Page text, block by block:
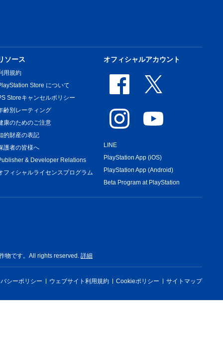
ソース
用規約
Store について
Storeキャンセルポリシー
齢別レーティング
康のためのご注意
的財産の表記
護者の皆様へ
& Developer Relations
フィシャルライセンスプログラム
オフィシャルアカウント
LINE
PlayStation App (iOS)
PlayStation App (Android)
Beta Program at PlayStation
物です。All rights reserved. 詳細
シーポリシー ウェブサイト利用規約 Cookieポリシー サイトマップ